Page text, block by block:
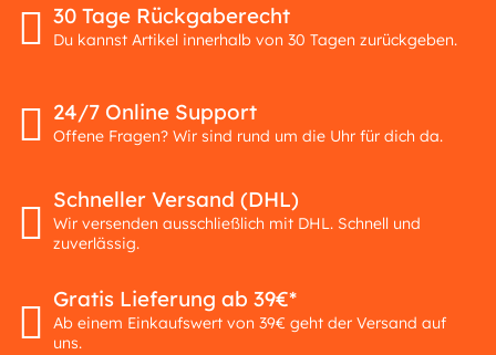
30 Tage Rückgaberecht
Du kannst Artikel innerhalb von 30 Tagen zurückgeben.
24/7 Online Support
Offene Fragen? Wir sind rund um die Uhr für dich da.
Schneller Versand (DHL)
Wir versenden ausschließlich mit DHL. Schnell und
zuverlässig.
Gratis Lieferung ab 39€*
Ab einem Einkaufswert von 39€ geht der Versand auf
uns.